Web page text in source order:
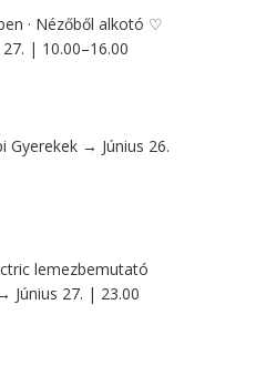
· Nézőből alkotó ♡
| 10.00–16.00
Gyerekek → Június 26.
lemezbemutató
Június 27. | 23.00